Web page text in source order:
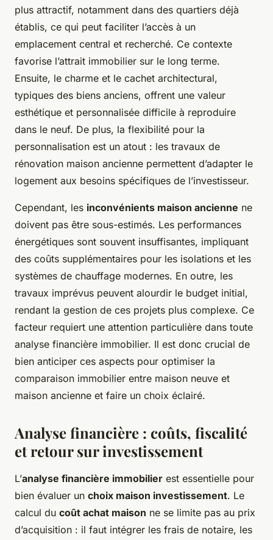
plus attractif, notamment dans des quartiers déjà
établis, ce qui peut faciliter l’accès à un
emplacement central et recherché. Ce contexte
favorise l’attrait immobilier sur le long terme.
Ensuite, le charme et le cachet architectural,
typiques des biens anciens, offrent une valeur
esthétique et personnalisée difficile à reproduire
dans le neuf. De plus, la flexibilité pour la
personnalisation est un atout : les travaux de
rénovation maison ancienne permettent d’adapter le
logement aux besoins spécifiques de l’investisseur.
Cependant, les inconvénients maison ancienne ne
doivent pas être sous-estimés. Les performances
énergétiques sont souvent insuffisantes, impliquant
des coûts supplémentaires pour les isolations et les
systèmes de chauffage modernes. En outre, les
travaux imprévus peuvent alourdir le budget initial,
rendant la gestion de ces projets plus complexe. Ce
facteur requiert une attention particulière dans toute
analyse financière immobilier. Il est donc crucial de
bien anticiper ces aspects pour optimiser la
comparaison immobilier entre maison neuve et
maison ancienne et faire un choix éclairé.
Analyse financière : coûts, fiscalité
et retour sur investissement
L’analyse financière immobilier est essentielle pour
bien évaluer un choix maison investissement. Le
calcul du coût achat maison ne se limite pas au prix
d’acquisition : il faut intégrer les frais de notaire, les